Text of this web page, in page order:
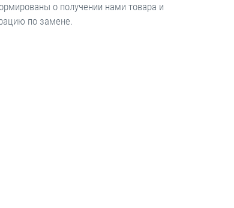
о получении нами товара и
по замене.